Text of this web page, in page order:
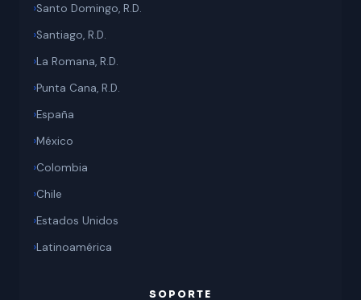
Santo Domingo, R.D.
Santiago, R.D.
La Romana, R.D.
Punta Cana, R.D.
España
México
Colombia
Chile
Estados Unidos
Latinoamérica
SOPORTE